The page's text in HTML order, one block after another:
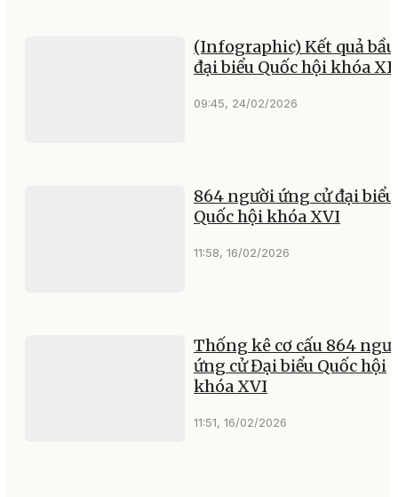
(Infographic) Kết quả bầu
đại biểu Quốc hội khóa XII
09:45, 24/02/2026
864 người ứng cử đại biểu
Quốc hội khóa XVI
11:58, 16/02/2026
Thống kê cơ cấu 864
ứng cử Đại biểu Quốc hội
khóa XVI
11:51, 16/02/2026